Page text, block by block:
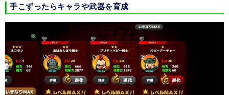
手こずったらキャラや武器を育成